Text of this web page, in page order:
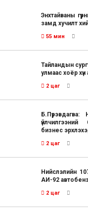
Энхтайваны
замд хучилт
55 мин
Тайландын
улмаас хоёр
2 цаг
үйлчилгээний
бизнес
2 цаг
Нийслэлийн
АИ-92
2 цаг